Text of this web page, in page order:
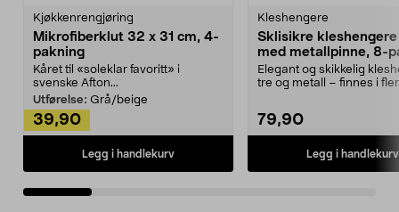
Kjøkkenrengjøring
Mikrofiberklut 32 x 31 cm, 4-
pakning
Kåret til «soleklar favoritt» i
svenske Afton...
Utførelse: Grå/beige
39,90
Legg i handlekurv
Kleshengere
Sklisikre
med metallpinne, 8-
Elegant og skikkelig
tre og metall – finnes i
79,90
Legg i handlekurv